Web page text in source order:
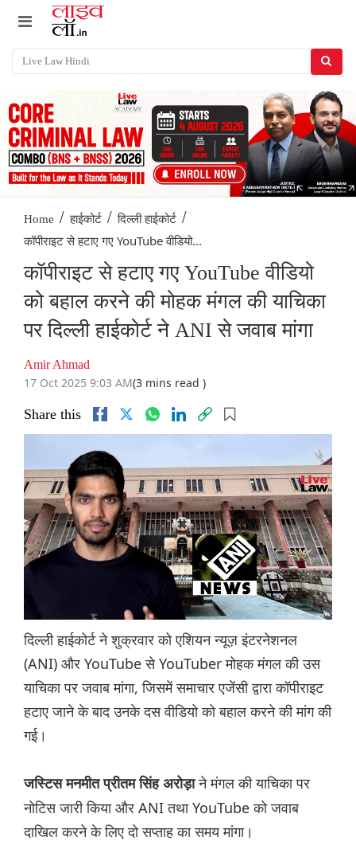
Home / हाईकोर्ट / दिल्ली हाईकोर्ट /
कॉपीराइट से हटाए गए YouTube वीडियो...
कॉपीराइट से हटाए गए YouTube वीडियो
को बहाल करने की मोहक मंगल की याचिका
पर दिल्ली हाईकोर्ट ने ANI से जवाब मांगा
Amir Ahmad
17 Oct 2025 9:03 AM(3 mins read )
Share this
दिल्ली हाईकोर्ट ने शुक्रवार को एशियन न्यूज़ इंटरनेशनल
(ANI) और YouTube से YouTuber मोहक मंगल की उस
याचिका पर जवाब मांगा, जिसमें समाचार एजेंसी द्वारा कॉपीराइट
हटाए जाने के बाद उनके दस वीडियो को बहाल करने की मांग की
गई।
जस्टिस मनमीत प्रीतम सिंह अरोड़ाने मंगल की याचिका पर
नोटिस जारी किया और ANI तथा YouTube को जवाब
दाखिल करने के लिए दो सप्ताह का समय मांगा।